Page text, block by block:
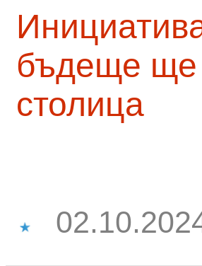
бъдеще ще
столица